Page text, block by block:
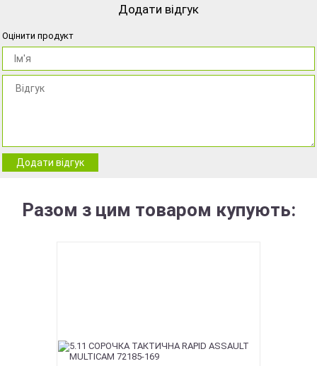
Додати відгук
Оцінити продукт
Додати відгук
Разом з цим товаром купують: